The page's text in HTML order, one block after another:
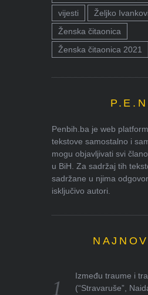
vijesti
Željko
Ženska čitaonica
Ženska čitaonica 2021
Penbih.ba je web
tekstove samostalno i
mogu objavljivati svi
u BiH. Za sadržaj tih
sadržane u njima
isključivo autori.
Između traume i
(“Stravaruše”,